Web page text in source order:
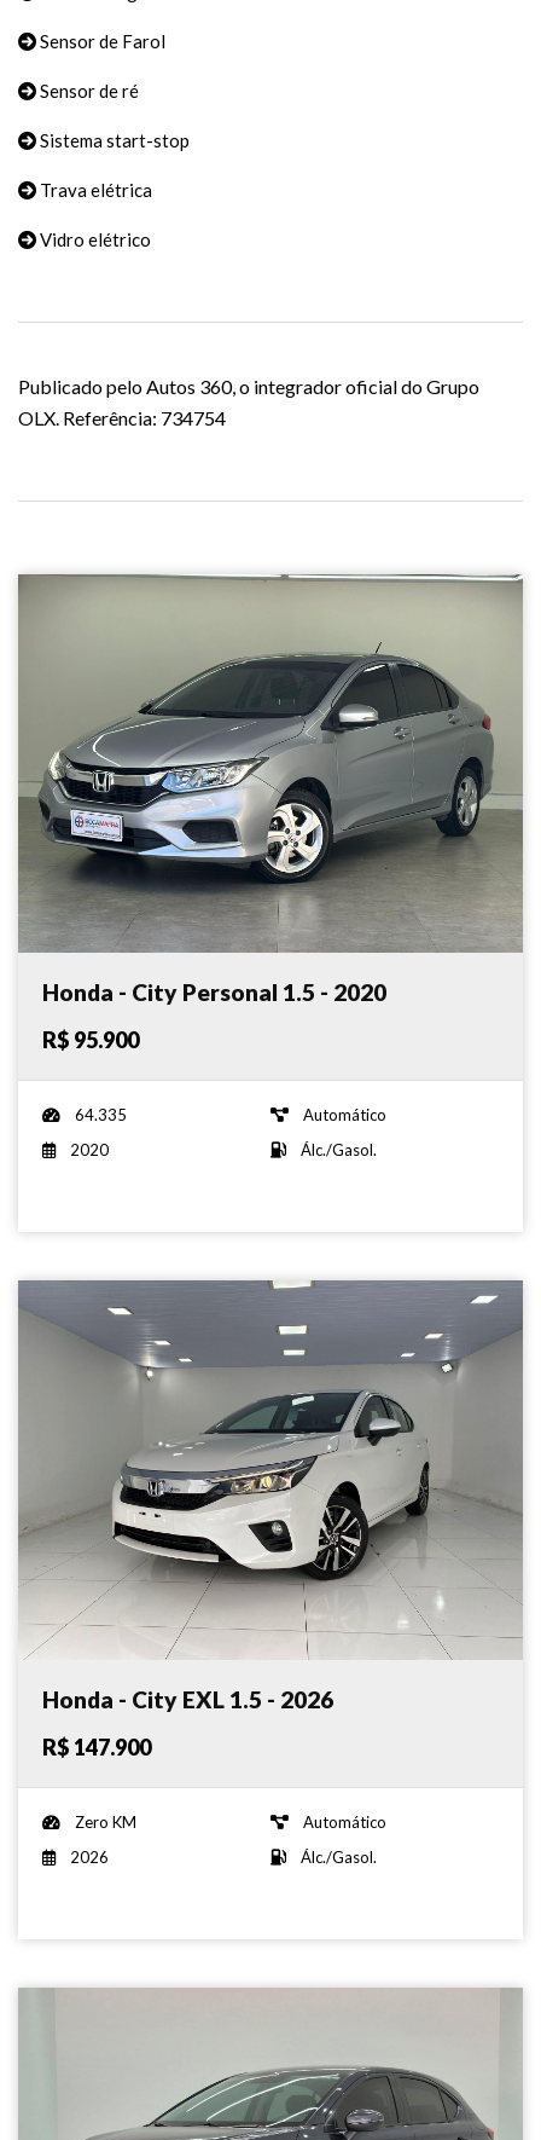
Sensor de Farol
Sensor de ré
Sistema start-stop
Trava elétrica
Vidro elétrico
Publicado pelo Autos 360, o integrador oficial do Grupo
OLX. Referência: 734754
Honda - City Personal 1.5 - 2020
R$ 95.900
64.335
Automático
2020
Álc./Gasol.
Honda - City EXL 1.5 - 2026
R$ 147.900
Zero KM
Automático
2026
Álc./Gasol.